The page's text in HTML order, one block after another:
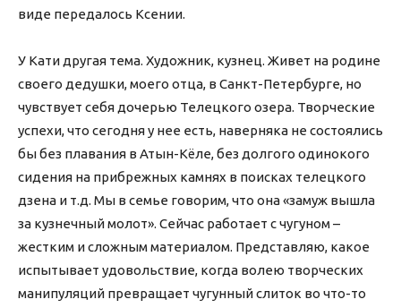
виде передалось Ксении.
У Кати другая тема. Художник, кузнец. Живет на родине
своего дедушки, моего отца, в Санкт-Петербурге, но
чувствует себя дочерью Телецкого озера. Творческие
успехи, что сегодня у нее есть, наверняка не состоялись
бы без плавания в Атын-Кёле, без долгого одинокого
сидения на прибрежных камнях в поисках телецкого
дзена и т.д. Мы в семье говорим, что она «замуж вышла
за кузнечный молот». Сейчас работает с чугуном –
жестким и сложным материалом. Представляю, какое
испытывает удовольствие, когда волею творческих
манипуляций превращает чугунный слиток во что-то